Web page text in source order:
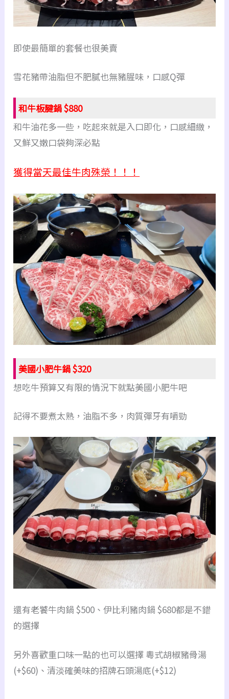
即使最簡單的套餐也很美賣
雪花豬帶油脂但不肥膩也無豬腥味，口感Q彈
和牛板腱鍋 $880
和牛油花多一些，吃起來就是入口即化，口感細緻，
又鮮又嫩口袋夠深必點
獲得當天最佳牛肉殊榮！！！
美國小肥牛鍋 $320
想吃牛預算又有限的情況下就點美國小肥牛吧
記得不要煮太熟，油脂不多，肉質彈牙有嚼勁
還有老饕牛肉鍋 $500、伊比利豬肉鍋 $680都是不錯
的選擇
另外喜歡重口味一點的也可以選擇 粵式胡椒豬骨湯
(+$60)、清淡確美味的招牌石頭湯底(+$12)